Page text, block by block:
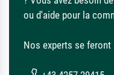
ou d'aide pour la
Nos experts se feront